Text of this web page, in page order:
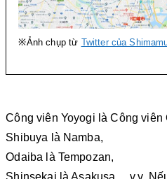
※Ảnh chụp từ Twitter của
Công viên Yoyogi là Công viên
Shibuya là Namba,
Odaiba là Tempozan,